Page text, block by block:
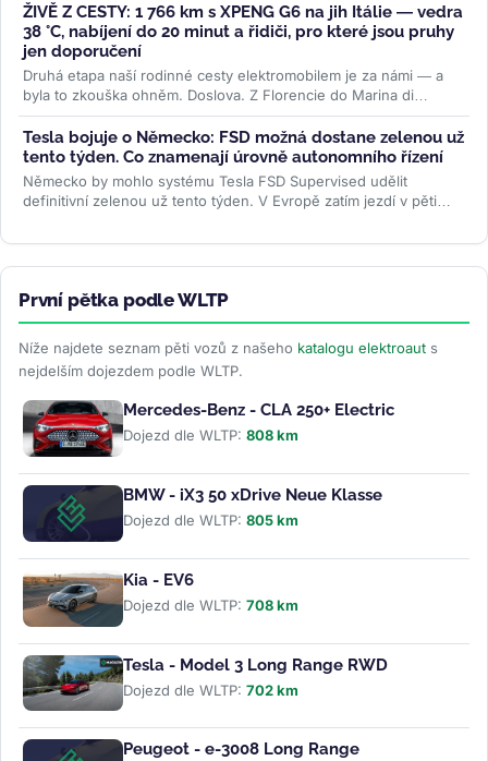
ŽIVĚ Z CESTY: 1 766 km s XPENG G6 na jih Itálie — vedra
38 °C, nabíjení do 20 minut a řidiči, pro které jsou pruhy
jen doporučení
Druhá etapa naší rodinné cesty elektromobilem je za námi — a
byla to zkouška ohněm. Doslova. Z Florencie do Marina di
Camerota v Kampánii...>>
Tesla bojuje o Německo: FSD možná dostane zelenou už
tento týden. Co znamenají úrovně autonomního řízení
Německo by mohlo systému Tesla FSD Supervised udělit
definitivní zelenou už tento týden. V Evropě zatím jezdí v pěti
První pětka podle WLTP
Níže najdete seznam pěti vozů z našeho katalogu elektroaut s
nejdelším dojezdem podle WLTP.
Mercedes-Benz - CLA 250+ Electric
Dojezd dle WLTP: 808 km
BMW - iX3 50 xDrive Neue Klasse
Dojezd dle WLTP: 805 km
Kia - EV6
Dojezd dle WLTP: 708 km
Tesla - Model 3 Long Range RWD
Dojezd dle WLTP: 702 km
Peugeot - e-3008 Long Range